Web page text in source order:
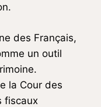
des Français,
un outil
la Cour des
fiscaux